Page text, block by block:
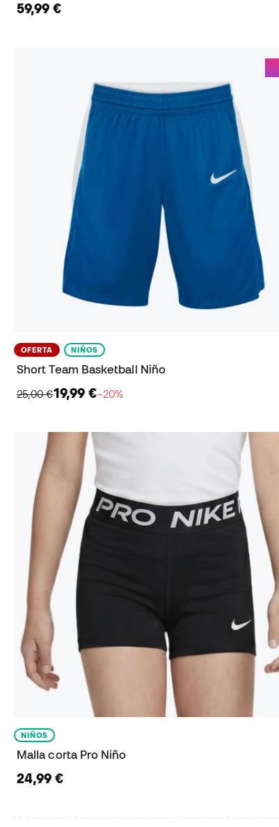
59,99 €
OFERTA NIÑOS
Short Team Basketball Niño
25,00 €19,99 €−20%
NIÑOS
Malla corta Pro Niño
24,99 €